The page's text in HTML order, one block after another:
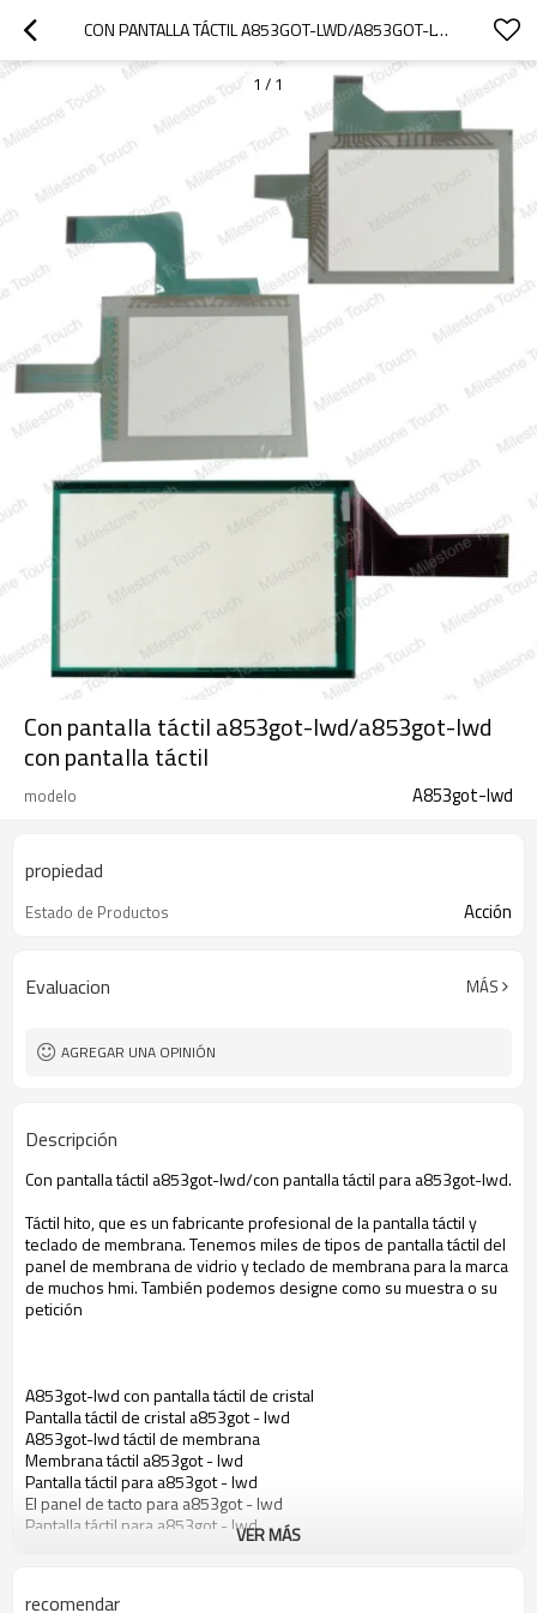
CON PANTALLA TÁCTIL A853GOT-LWD/A853GOT-LWD CON PANTALLA TÁCTIL
1 / 1
Con pantalla táctil a853got-lwd/a853got-lwd
con pantalla táctil
modelo A853got-lwd
propiedad
Estado de Productos Acción
Evaluacion MÁS
AGREGAR UNA OPINIÓN
Descripción
Con pantalla táctil a853got-lwd/con pantalla táctil para a853got-lwd.
Táctil hito, que es un fabricante profesional de la pantalla táctil y
teclado de membrana. Tenemos miles de tipos de pantalla táctil del
panel de membrana de vidrio y teclado de membrana para la marca
de muchos hmi. También podemos designe como su muestra o su
petición
A853got-lwd con pantalla táctil de cristal
Pantalla táctil de cristal a853got - lwd
A853got-lwd táctil de membrana
Membrana táctil a853got - lwd
Pantalla táctil para a853got - lwd
El panel de tacto para a853got - lwd
Pantalla táctil para a853got - lwd
Pantalla táctil de cristal para a853got - lwd
VER MÁS
recomendar